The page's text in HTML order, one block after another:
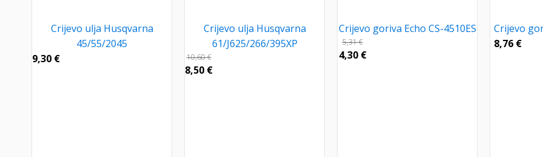
Crijevo ulja Husqvarna
45/55/2045
9,30 €
Crijevo ulja Husqvarna
61/J625/266/395XP
10,60€
8,50 €
Crijevo goriva Echo CS-4510ES
5,31€
4,30 €
Crijevo
8,76 €